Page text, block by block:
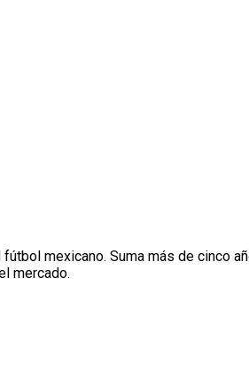
mexicano. Suma más de cinco
mercado.